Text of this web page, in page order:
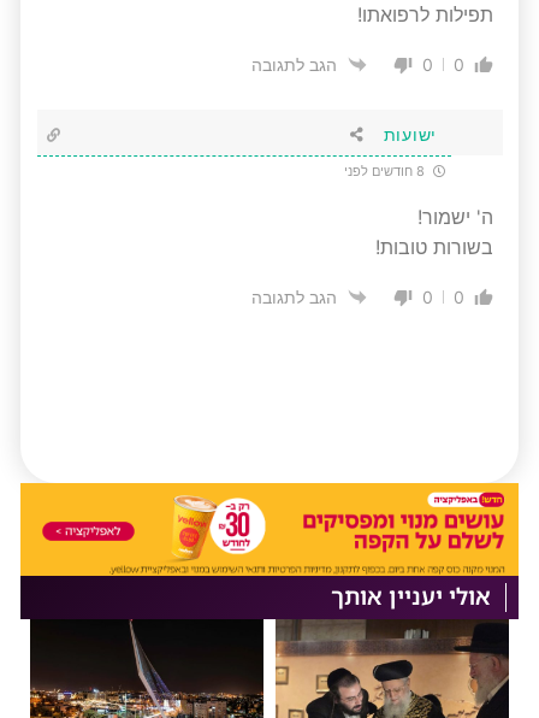
תפילות לרפואתו!
0
0 הגב לתגובה
ישועות
ה' ישמור!
בשורות טובות!
0
0 הגב לתגובה
אולי יעניין אותך